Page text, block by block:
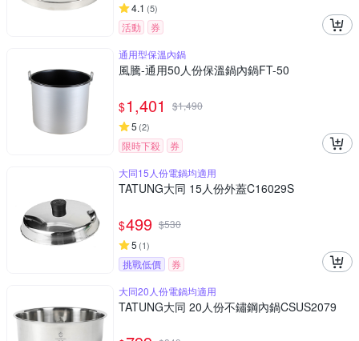
4.1 (5)
活動
券
通用型保溫內鍋
風騰-通用50人份保溫鍋內鍋FT-50
$1,401 $1,490
5 (2)
限時下殺
券
大同15人份電鍋均適用
TATUNG大同 15人份外蓋C16029S
$499 $530
5 (1)
挑戰低價
券
大同20人份電鍋均適用
TATUNG大同 20人份不鏽鋼內鍋CSUS2079